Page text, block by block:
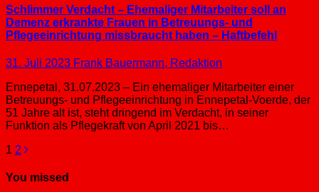
Schlimmer Verdacht – Ehemaliger Mitarbeiter soll an
Demenz erkrankte Frauen in Betreuungs- und
Pflegeeinrichtung missbraucht haben – Haftbefehl
31. Juli 2023 Frank Bauermann, Redaktion
Ennepetal, 31.07.2023 – Ein ehemaliger Mitarbeiter einer
Betreuungs- und Pflegeeinrichtung in Ennepetal-Voerde, der
51 Jahre alt ist, steht dringend im Verdacht, in seiner
Funktion als Pflegekraft von April 2021 bis…
Seitennummerierung
der
1 2
You missed